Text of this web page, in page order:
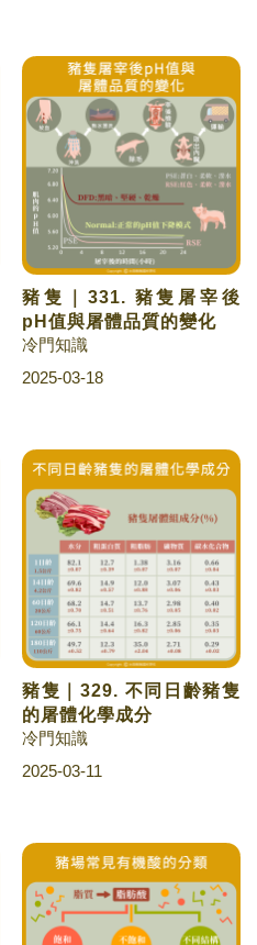
豬隻｜331. 豬隻屠宰後
pH值與屠體品質的變化
冷門知識
2025-03-18
豬隻｜329. 不同日齡豬隻
的屠體化學成分
冷門知識
2025-03-11